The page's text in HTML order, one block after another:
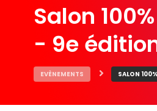
Salon
- 9e
EVÈNEMENTS SALON